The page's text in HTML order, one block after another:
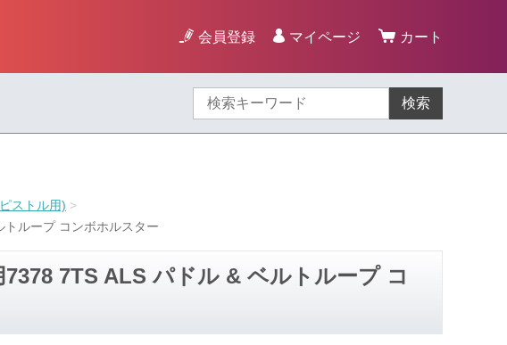
会員登録 マイページ カート
検索
ストル用)
ループ コンボホルスター
7TS ALS パドル & ベルトループ コ